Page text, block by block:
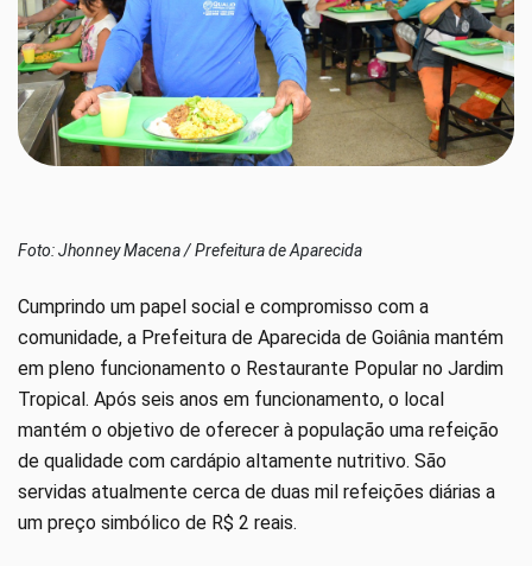
Foto: Jhonney Macena / Prefeitura de Aparecida
Cumprindo um papel social e compromisso com a
comunidade, a Prefeitura de Aparecida de Goiânia mantém
em pleno funcionamento o Restaurante Popular no Jardim
Tropical. Após seis anos em funcionamento, o local
mantém o objetivo de oferecer à população uma refeição
de qualidade com cardápio altamente nutritivo. São
servidas atualmente cerca de duas mil refeições diárias a
um preço simbólico de R$ 2 reais.